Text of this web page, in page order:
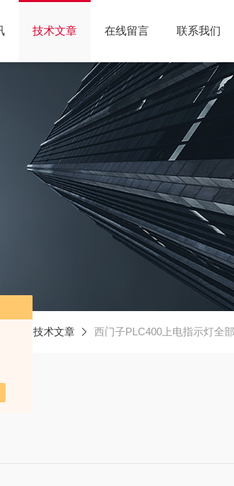
技术文章 在线留言 联系我们
技术文章 西门子PLC400上电指示灯全